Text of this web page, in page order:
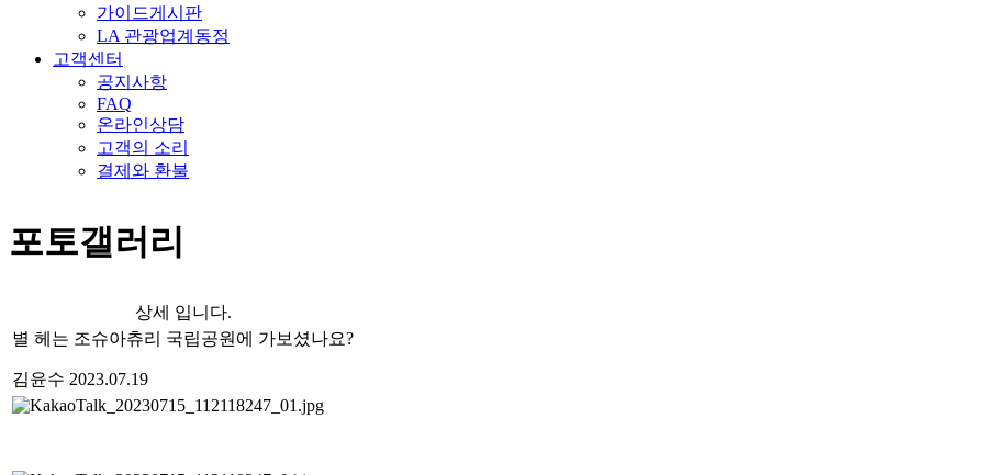
가이드게시판
LA 관광업계동정
고객센터
공지사항
FAQ
온라인상담
고객의 소리
결제와 환불
포토갤러리
상세 입니다.
별 헤는 조슈아츄리 국립공원에 가보셨나요?
김윤수 2023.07.19